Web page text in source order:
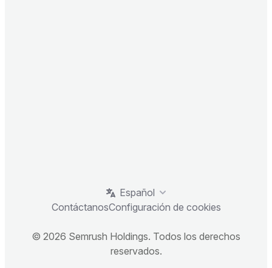
Español
ContáctanosConfiguración de cookies
© 2026 Semrush Holdings. Todos los derechos
reservados.